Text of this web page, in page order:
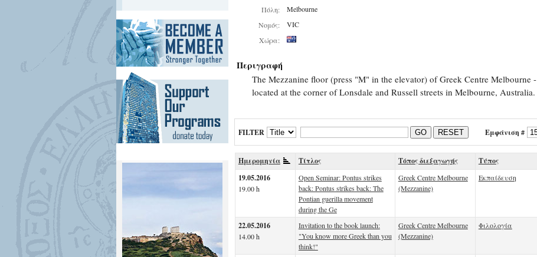
Πόλη:
Melbourne
Νομός:
VIC
Χώρα:
Περιγραφή
The Mezzanine floor (press "M" in the elevator) of Greek Centre Melbourne -
located at the corner of Lonsdale and Russell streets in Melbourne, Australia.
FILTER GO RESET Εμφάνιση #
Ημερομηνία Τίτλος Τόπος διεξαγωγής
Τύπος
19.05.2016
19.00 h
Open Seminar: Pontus strikes
back: Pontus strikes back: The
Pontian guerilla movement
during the Ge
Greek Centre Melbourne
(Mezzanine)
Εκπαίδευση
22.05.2016
14.00 h
Invitation to the book launch:
"You know more Greek than you
think!"
Greek Centre Melbourne
(Mezzanine)
Φιλολογία